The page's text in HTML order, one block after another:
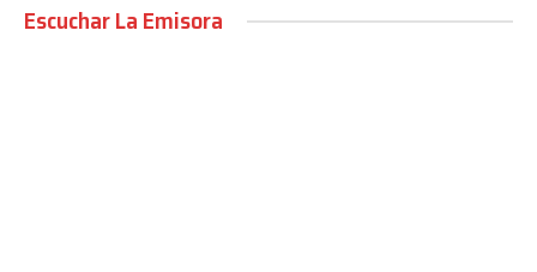
Escuchar La Emisora